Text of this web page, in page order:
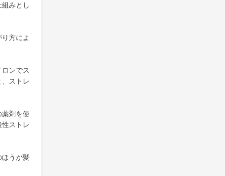
みとし
方によ
ンでス
ストレ
剤を使
ストレ
ほうが髪